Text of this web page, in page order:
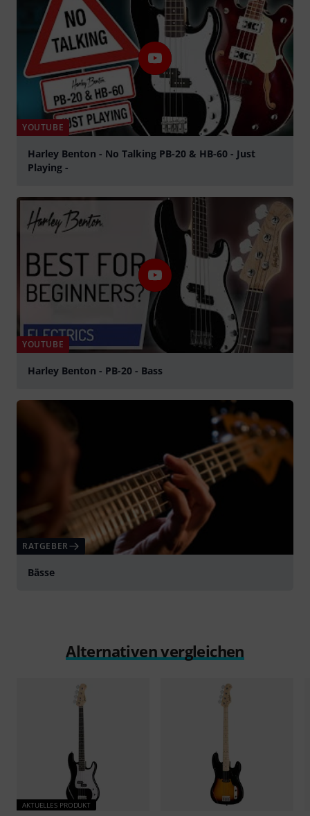
YOUTUBE
Harley Benton - No Talking PB-20 & HB-60 - Just
Playing -
YOUTUBE
Harley Benton - PB-20 - Bass
RATGEBER
Bässe
Alternativen vergleichen
AKTUELLES PRODUKT